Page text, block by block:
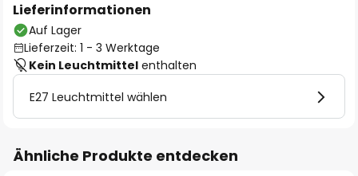
Lieferinformationen
Auf Lager
Lieferzeit: 1 - 3 Werktage
Kein Leuchtmittel enthalten
E27 Leuchtmittel wählen
Ähnliche Produkte entdecken